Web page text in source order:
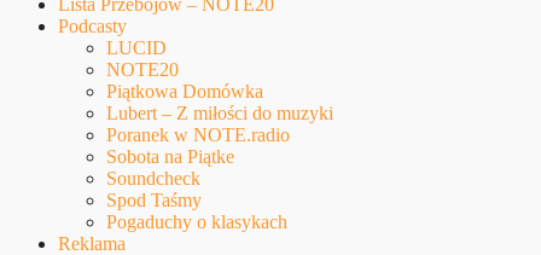
Podcasty
LUCID
NOTE20
Piątkowa Domówka
Lubert – Z miłości do muzyki
Poranek w NOTE.radio
Sobota na Piątke
Soundcheck
Spod Taśmy
Pogaduchy o klasykach
Reklama